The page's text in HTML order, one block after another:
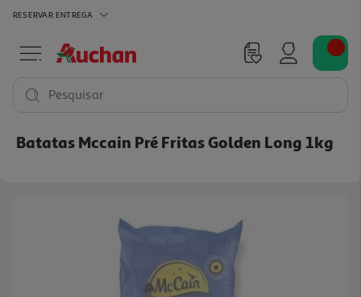
RESERVAR ENTREGA
Pesquisar
Batatas Mccain Pré Fritas Golden Long 1kg